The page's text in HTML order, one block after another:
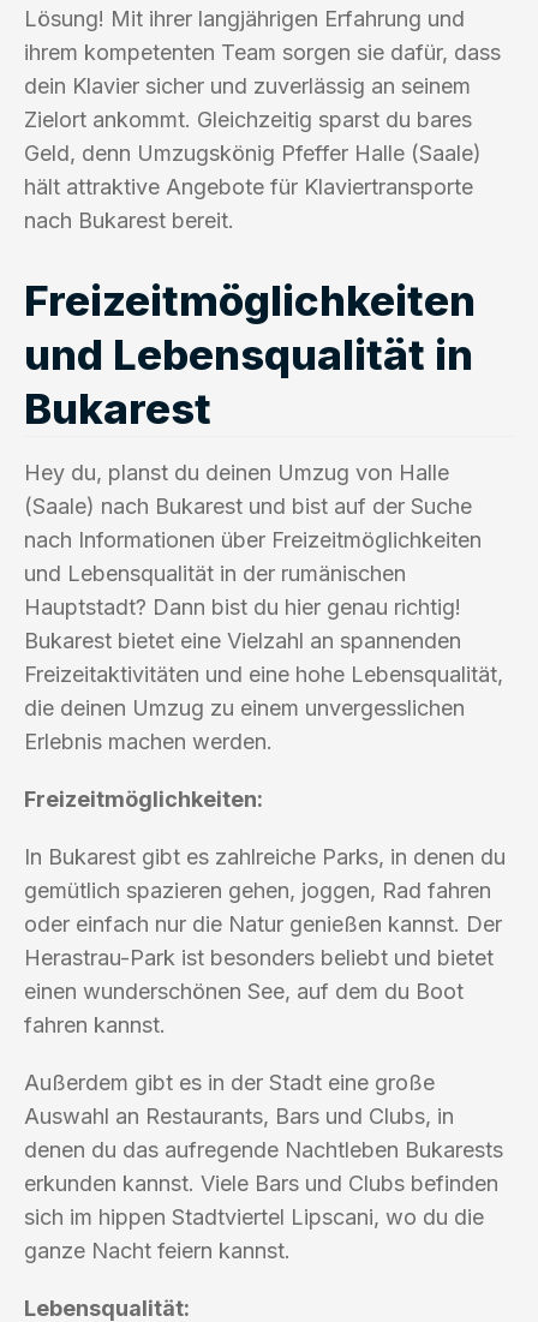
Lösung! Mit ihrer langjährigen Erfahrung und
ihrem kompetenten Team sorgen sie dafür, dass
dein Klavier sicher und zuverlässig an seinem
Zielort ankommt. Gleichzeitig sparst du bares
Geld, denn Umzugskönig Pfeffer Halle (Saale)
hält attraktive Angebote für Klaviertransporte
nach Bukarest bereit.
Freizeitmöglichkeiten
und Lebensqualität in
Bukarest
Hey du, planst du deinen Umzug von Halle
(Saale) nach Bukarest und bist auf der Suche
nach Informationen über Freizeitmöglichkeiten
und Lebensqualität in der rumänischen
Hauptstadt? Dann bist du hier genau richtig!
Bukarest bietet eine Vielzahl an spannenden
Freizeitaktivitäten und eine hohe Lebensqualität,
die deinen Umzug zu einem unvergesslichen
Erlebnis machen werden.
Freizeitmöglichkeiten:
In Bukarest gibt es zahlreiche Parks, in denen du
gemütlich spazieren gehen, joggen, Rad fahren
oder einfach nur die Natur genießen kannst. Der
Herastrau-Park ist besonders beliebt und bietet
einen wunderschönen See, auf dem du Boot
fahren kannst.
Außerdem gibt es in der Stadt eine große
Auswahl an Restaurants, Bars und Clubs, in
denen du das aufregende Nachtleben Bukarests
erkunden kannst. Viele Bars und Clubs befinden
sich im hippen Stadtviertel Lipscani, wo du die
ganze Nacht feiern kannst.
Lebensqualität: